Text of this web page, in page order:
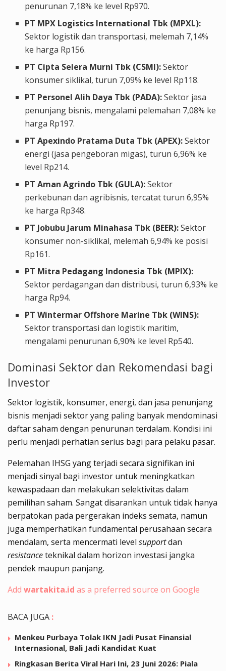
penurunan 7,18% ke level Rp970.
PT MPX Logistics International Tbk (MPXL):
Sektor logistik dan transportasi, melemah 7,14%
ke harga Rp156.
PT Cipta Selera Murni Tbk (CSMI):Sektor
konsumer siklikal, turun 7,09% ke level Rp118.
PT Personel Alih Daya Tbk (PADA):Sektor jasa
penunjang bisnis, mengalami pelemahan 7,08% ke
harga Rp197.
PT Apexindo Pratama Duta Tbk (APEX):Sektor
energi (jasa pengeboran migas), turun 6,96% ke
level Rp214.
PT Aman Agrindo Tbk (GULA):Sektor
perkebunan dan agribisnis, tercatat turun 6,95%
ke harga Rp348.
PT Jobubu Jarum Minahasa Tbk (BEER):Sektor
konsumer non-siklikal, melemah 6,94% ke posisi
Rp161.
PT Mitra Pedagang Indonesia Tbk (MPIX):
Sektor perdagangan dan distribusi, turun 6,93% ke
harga Rp94.
PT Wintermar Offshore Marine Tbk (WINS):
Sektor transportasi dan logistik maritim,
mengalami penurunan 6,90% ke level Rp540.
Dominasi Sektor dan Rekomendasi bagi
Investor
Sektor logistik, konsumer, energi, dan jasa penunjang
bisnis menjadi sektor yang paling banyak mendominasi
daftar saham dengan penurunan terdalam. Kondisi ini
perlu menjadi perhatian serius bagi para pelaku pasar.
Pelemahan IHSG yang terjadi secara signifikan ini
menjadi sinyal bagi investor untuk meningkatkan
kewaspadaan dan melakukan selektivitas dalam
pemilihan saham. Sangat disarankan untuk tidak hanya
berpatokan pada pergerakan indeks semata, namun
juga memperhatikan fundamental perusahaan secara
mendalam, serta mencermati level supportdan
resistanceteknikal dalam horizon investasi jangka
pendek maupun panjang.
Add wartakita.id as a preferred source on Google
BACA JUGA :
Menkeu Purbaya Tolak IKN Jadi Pusat Finansial
Internasional, Bali Jadi Kandidat Kuat
Ringkasan Berita Viral Hari Ini, 23 Juni 2026: Piala